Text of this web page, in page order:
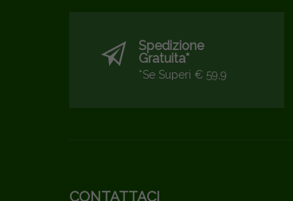
Spedizione
Gratuita*
*se Superi € 59,9
CONTATTACI